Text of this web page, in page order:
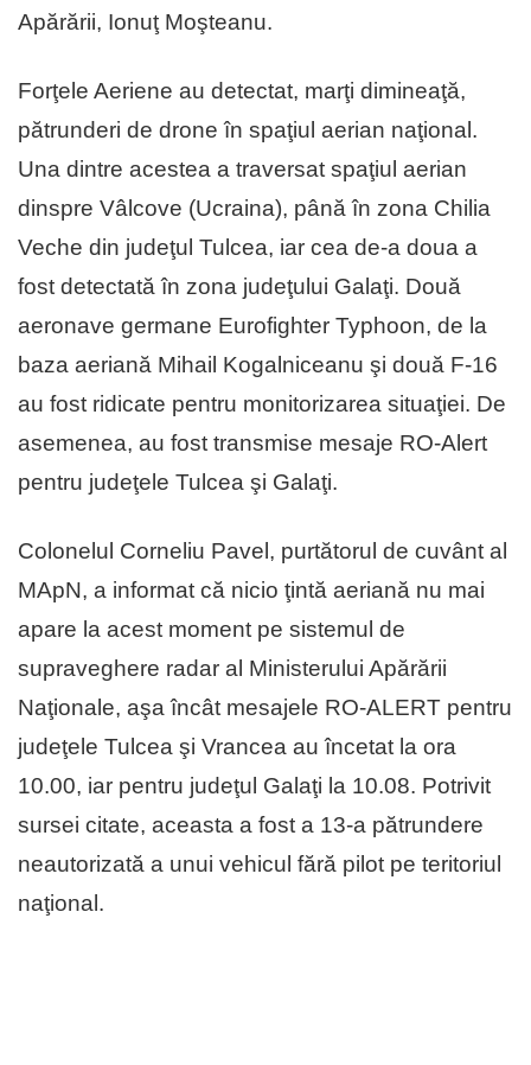
Apărării, Ionuţ Moşteanu.
Forţele Aeriene au detectat, marţi dimineaţă,
pătrunderi de drone în spaţiul aerian naţional.
Una dintre acestea a traversat spaţiul aerian
dinspre Vâlcove (Ucraina), până în zona Chilia
Veche din judeţul Tulcea, iar cea de-a doua a
fost detectată în zona judeţului Galaţi. Două
aeronave germane Eurofighter Typhoon, de la
baza aeriană Mihail Kogalniceanu şi două F-16
au fost ridicate pentru monitorizarea situaţiei. De
asemenea, au fost transmise mesaje RO-Alert
pentru judeţele Tulcea şi Galaţi.
Colonelul Corneliu Pavel, purtătorul de cuvânt al
MApN, a informat că nicio ţintă aeriană nu mai
apare la acest moment pe sistemul de
supraveghere radar al Ministerului Apărării
Naţionale, aşa încât mesajele RO-ALERT pentru
judeţele Tulcea şi Vrancea au încetat la ora
10.00, iar pentru judeţul Galaţi la 10.08. Potrivit
sursei citate, aceasta a fost a 13-a pătrundere
neautorizată a unui vehicul fără pilot pe teritoriul
naţional.